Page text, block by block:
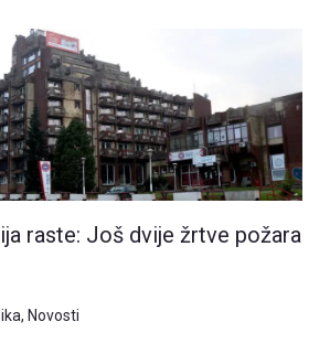
raste: Još dvije žrtve požara
, Novosti